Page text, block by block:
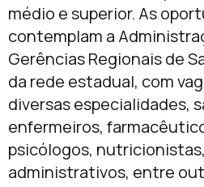
médio e superior. As
contemplam a
Gerências Regionais de
da rede estadual, com
diversas especialidades,
enfermeiros,
psicólogos,
administrativos, entre